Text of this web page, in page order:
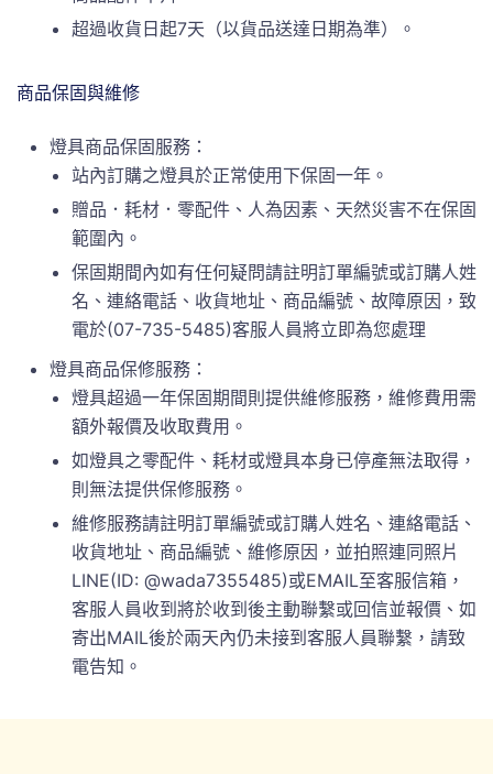
超過收貨日起7天（以貨品送達日期為準）。
商品保固與維修
燈具商品保固服務：
站內訂購之燈具於正常使用下保固一年。
贈品．耗材．零配件、人為因素、天然災害不在保固
範圍內。
保固期間內如有任何疑問請註明訂單編號或訂購人姓
名、連絡電話、收貨地址、商品編號、故障原因，致
電於(07-735-5485)客服人員將立即為您處理
燈具商品保修服務：
燈具超過一年保固期間則提供維修服務，維修費用需
額外報價及收取費用。
如燈具之零配件、耗材或燈具本身已停產無法取得，
則無法提供保修服務。
維修服務請註明訂單編號或訂購人姓名、連絡電話、
收貨地址、商品編號、維修原因，並拍照連同照片
LINE(ID: @wada7355485)或EMAIL至客服信箱，
客服人員收到將於收到後主動聯繫或回信並報價、如
寄出MAIL後於兩天內仍未接到客服人員聯繫，請致
電告知。